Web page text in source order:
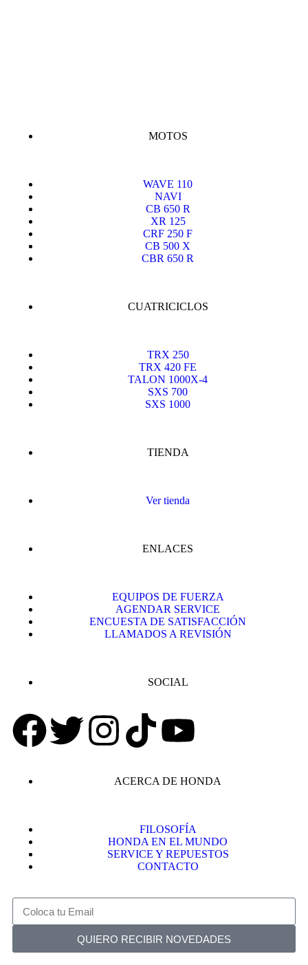
MOTOS
WAVE 110
NAVI
CB 650 R
XR 125
CRF 250 F
CB 500 X
CBR 650 R
CUATRICICLOS
TRX 250
TRX 420 FE
TALON 1000X-4
SXS 700
SXS 1000
TIENDA
Ver tienda
ENLACES
EQUIPOS DE FUERZA
AGENDAR SERVICE
ENCUESTA DE SATISFACCIÓN
LLAMADOS A REVISIÓN
SOCIAL
ACERCA DE HONDA
FILOSOFÍA
HONDA EN EL MUNDO
SERVICE Y REPUESTOS
CONTACTO
QUIERO RECIBIR NOVEDADES